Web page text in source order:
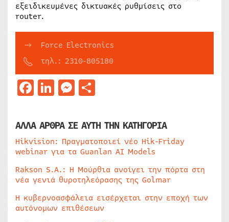
εξειδικευμένες δικτυακές ρυθμίσεις στο
router.
Force Electronics
τηλ.: 2310-805180
Facebook
LinkedIn
Messenger
ΑΛΛΑ ΑΡΘΡΑ ΣΕ ΑΥΤΗ ΤΗΝ ΚΑΤΗΓΟΡΙΑ
Hikvision: Πραγματοποιεί νέο Hik-Friday
webinar για τα Guanlan AI Models
Rakson S.A.: Η Μούρθια ανοίγει την πόρτα στη
νέα γενιά θυροτηλεόρασης της Golmar
Η κυβερνοασφάλεια εισέρχεται στην εποχή των
αυτόνομων επιθέσεων